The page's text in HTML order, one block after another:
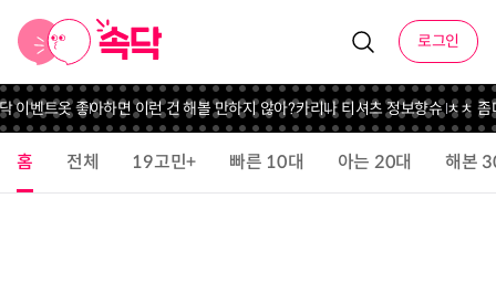
로그인
이벤트옷 좋아하면 이런 건 해볼 만하지 않아?카리나 티셔츠 정보향슈 ㅊㅊ 좀
홈 전체 19고민+ 빠른 10대 아는 20대 해본